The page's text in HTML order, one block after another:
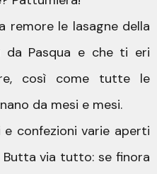
remore le lasagne della
da Pasqua e che ti eri
così come tutte le
da mesi e mesi.
confezioni varie aperti
Butta via tutto: se finora